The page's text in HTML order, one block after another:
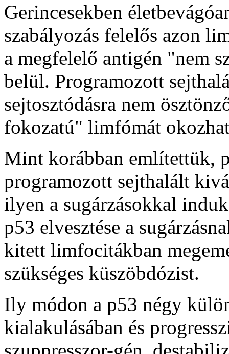
Gerincesekben
szabályozás felelős azon
a megfelelő antigén "nem
belül. Programozott
sejtosztódásra nem
fokozatú" limfómát
Mint korábban említettük,
programozott sejthalált
ilyen a sugárzásokkal
p53 elvesztése a
kitett limfocitákban
szükséges küszöbdózist.
Ily módon a p53 négy
kialakulásában és